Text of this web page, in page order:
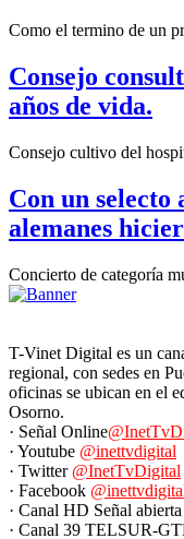
Como el termino de un
Consejo
años de vida.
Consejo cultivo del
Con un selecto
alemanes
Concierto de categoría
T-Vinet Digital es un
regional, con sedes en
oficinas se ubican en el
Osorno.
· Señal Online
· Youtube @inettvdigital
· Twitter @InetTvDigital
· Facebook
· Canal HD Señal
· Canal 39 TELSUR-